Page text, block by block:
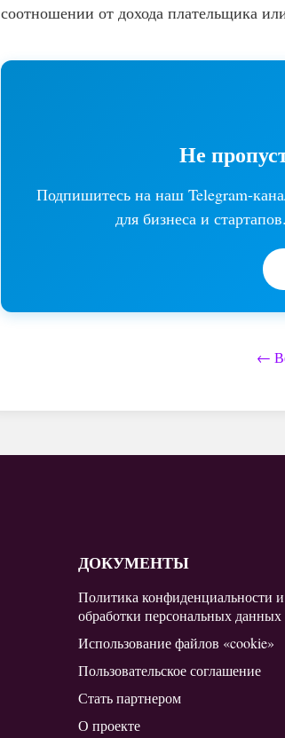
соотношении от дохода плательщика
Не
Подпишитесь на наш Telegram-
для бизнеса и
←
ДОКУМЕНТЫ
Политика конфиденциальности и
обработки персональных
Использование файлов «cookie»
Пользовательское соглашение
Стать партнером
О проекте